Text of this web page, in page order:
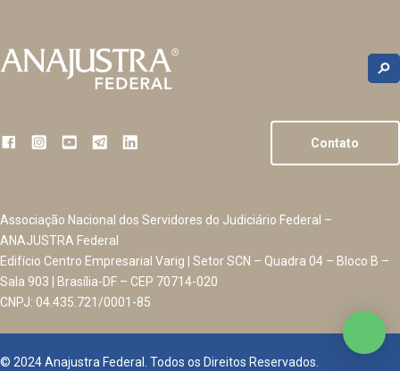
Contato
Associação Nacional dos Servidores do Judiciário Federal –
ANAJUSTRA Federal
Edifício Centro Empresarial Varig | Setor SCN – Quadra 04 – Bloco B –
Sala 903 | Brasília-DF – CEP 70714-020
CNPJ: 04.435.721/0001-85
© 2024 Anajustra Federal. Todos os Direitos Reservados.